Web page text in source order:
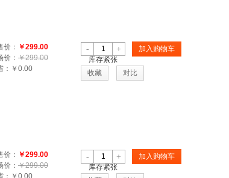
- +
库存紧张
加入购物车
收藏 对比
价： ￥299.00
价： ￥299.00
： ￥0.00
- +
库存紧张
加入购物车
价： ￥299.00
价： ￥299.00
： ￥0.00